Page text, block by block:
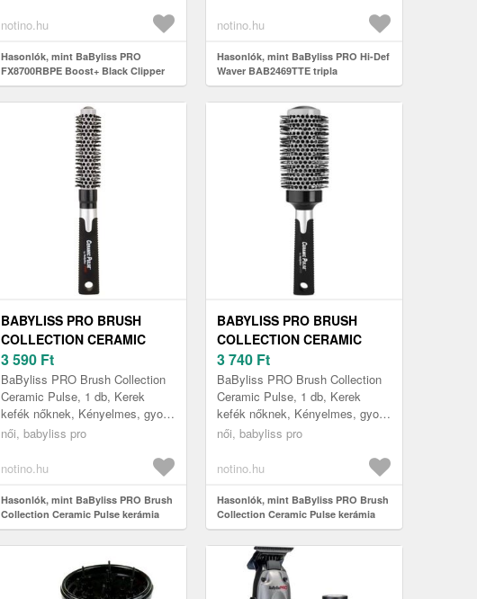
tervezve a Ba...
notino.hu
Hasonlók, mint BaByliss PRO
FX8700RBPE Boost+ Black Clipper
haj- és szakállnyíró 1 db
töltenie az álomfri...
notino.hu
Hasonlók, mint BaByliss PRO Hi-Def
Waver BAB2469TTE tripla
hajsütővas hajra ionizátorral 1 db
BABYLISS PRO BRUSH
COLLECTION CERAMIC
PULSE KERÁMIA KEFE
HAJRA BABCB1E Ø 22 MM 1
DB
3 590 Ft
BaByliss PRO Brush Collection
Ceramic Pulse, 1 db, Kerek
kefék nőknek, Kényelmes, gyors
és egyszerű hajszárítás
BaByliss P...
női, babyliss pro
notino.hu
Hasonlók, mint BaByliss PRO Brush
Collection Ceramic Pulse kerámia
kefe hajra BABCB1E Ø 22 mm 1 db
BABYLISS PRO BRUSH
COLLECTION CERAMIC
PULSE KERÁMIA KEFE
HAJRA BABCB4E Ø 42 MM 1
DB
3 740 Ft
BaByliss PRO Brush Collection
Ceramic Pulse, 1 db, Kerek
kefék nőknek, Kényelmes, gyors
és egyszerű hajszárítás
BaByliss P...
női, babyliss pro
notino.hu
Hasonlók, mint BaByliss PRO Brush
Collection Ceramic Pulse kerámia
kefe hajra BABCB4E Ø 42 mm 1 db